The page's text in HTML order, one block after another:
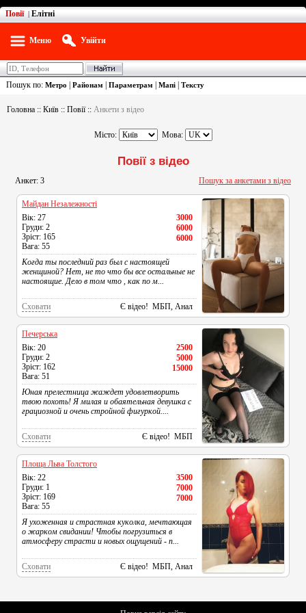
Повії | Елітні
Меню Увійти
Пошук по: Метро Районам Параметрам Мапі| Тексту
Головна :: Київ :: Повії :: Анкети з відео
Місто: Мова:
Повії з відео
Анкет: 3 Пошук за анкетами з відео
Майдан Незалежності
Вік: 27
Груди: 2
Зріст: 165
Вага: 55
3000
6000
6000
Когда ты последний раз был с настоящей
женщиной? Нет, не то что бы все остальные не
настоящие. Дело в том что , как по м...
Сховати Є відео! МБП, Анал
Печерська
Вік: 20
Груди: 2
Зріст: 162
Вага: 51
2500
5000
15000
Юная прелестница жаждет удовлетворить
твою похоть! Я милая и обаятельная девушка с
грациозной и очень стройной фигуркой....
Сховати Є відео! МБП
Площа Льва Толстого
Вік: 22
Груди: 1
Зріст: 169
Вага: 55
3500
7000
7000
Я ухоженная и страстная куколка, мечтающая
о жарком свидании! Чтобы погрузиться в
атмосферу страсти и новых ощущений - п...
Сховати Є відео! МБП, Анал